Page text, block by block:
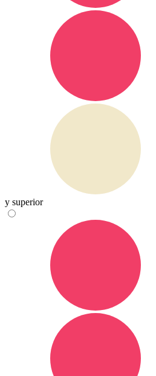
y superior